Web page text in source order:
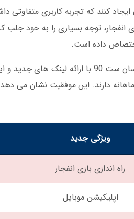
ایجاد کنند که تجربه کاربری متفاوتی
مشابه فقط روی فوتبال تمرکز داشتند. سان ست 90 با ارائه بازی انفجار، توجه بسیاری را به خود
طی سال ها، چالش های زیادی وجود داشت. در سال 1400، فیلترینگ ها شدیدتر شد. تیم سان ست 90 با ارائه
را حل کرد. امروزه، بیش از 200 هزار کاربر فعال ماهانه دارند. این موفقیت نشان
ویژگی جدید
راه اندازی بازی انفجار
اپلیکیشن موبایل